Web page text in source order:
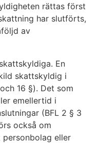
rättas först
har slutförts,
av
En
skattskyldig i
16 §). Det som
emellertid i
(BFL 2 § 3
också om
eller